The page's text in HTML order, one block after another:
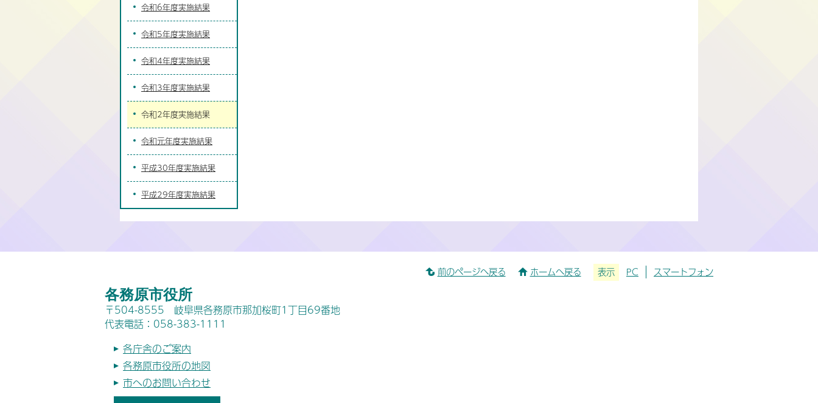
令和6年度実施結果
令和5年度実施結果
令和4年度実施結果
令和3年度実施結果
令和2年度実施結果
令和元年度実施結果
平成30年度実施結果
平成29年度実施結果
前のページへ戻る ホームへ戻る 表示 PC スマートフォン
各務原市役所
〒504-8555 岐阜県各務原市那加桜町1丁目69番地
代表電話：058-383-1111
各庁舎のご案内
各務原市役所の地図
市へのお問い合わせ